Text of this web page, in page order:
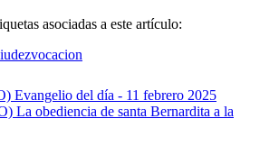
asociadas a este artículo:
vocacion
Evangelio del día - 11 febrero 2025
La obediencia de santa Bernardita a la